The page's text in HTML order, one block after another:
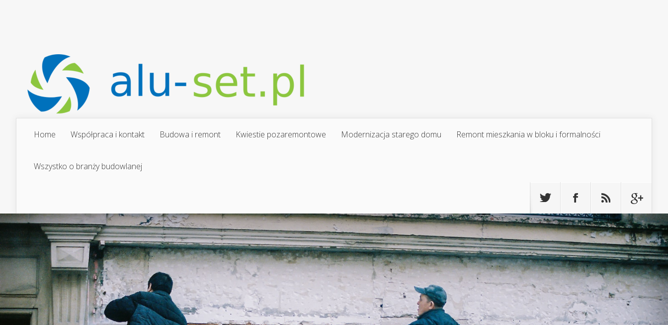
Home Współpraca i kontakt Budowa i remont Kwiestie pozaremontowe Modernizacja starego domu Remont mieszkania w bloku i formalności
Wszystko o branży budowlanej